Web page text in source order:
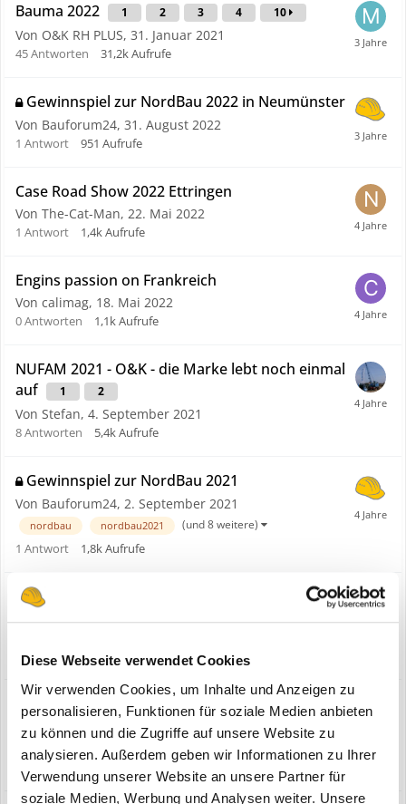
Diese Webseite verwendet Cookies
Wir verwenden Cookies, um Inhalte und Anzeigen zu
personalisieren, Funktionen für soziale Medien anbieten
zu können und die Zugriffe auf unsere Website zu
analysieren. Außerdem geben wir Informationen zu Ihrer
Verwendung unserer Website an unsere Partner für
soziale Medien, Werbung und Analysen weiter. Unsere
Bauma 2022 1 2 3 4 10
Von O&K RH PLUS, 31. Januar 2021
45Antworten 31,2kAufrufe
Gewinnspiel zur NordBau 2022 in Neumünster
Von Bauforum24, 31. August 2022
1 Antwort 951 Aufrufe
Case Road Show 2022 Ettringen
Von The-Cat-Man, 22. Mai 2022
1 Antwort 1,4kAufrufe
Engins passion on Frankreich
Von calimag, 18. Mai 2022
0Antworten 1,1kAufrufe
NUFAM 2021 - O&K - die Marke lebt noch einmal
auf
1 2
Von Stefan, 4. September 2021
8Antworten 5,4kAufrufe
Gewinnspiel zur NordBau 2021
Von Bauforum24, 2. September 2021
nordbau nordbau2021 (und 8 weitere)
1 Antwort 1,8kAufrufe
Trotec zeigt sich bei der NordBau 2013 als
Partner des Handwerks
Antwort 4,6k Aufrufe
Steinexpo 1990 - Fotos
3 4
Von kloe, 20. April 2009
Antworten